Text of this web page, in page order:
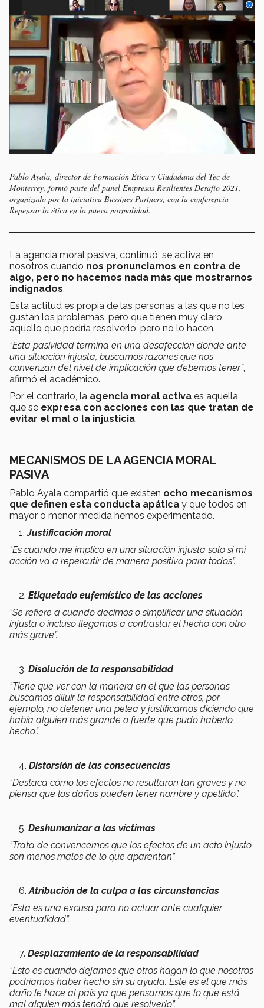
Pablo Ayala, director de Formación Ética y Ciudadana del Tec de
Monterrey, formó parte del panel Empresas Resilientes Desafío 2021,
organizado por la iniciativa Bussines Partners, con la conferencia
Repensar la ética en la nueva normalidad.
La agencia moral pasiva, continuó, se activa en
nosotros cuando nos pronunciamos en contra de
algo, pero no hacemos nada más que mostrarnos
indignados.
Esta actitud es propia de las personas a las que no les
gustan los problemas, pero que tienen muy claro
aquello que podría resolverlo, pero no lo hacen.
“Esta pasividad termina en una desafección donde ante
una situación injusta, buscamos razones que nos
convenzan del nivel de implicación que debemos tener”,
afirmó el académico.
Por el contrario, la agencia moral activa es aquella
que se expresa con acciones con las que tratan de
evitar el mal o la injusticia.
MECANISMOS DE LA AGENCIA MORAL
PASIVA
Pablo Ayala compartió que existen ocho mecanismos
que definen esta conducta apática y que todos en
mayor o menor medida hemos experimentado.
Justificación moral
“Es cuando me implico en una situación injusta solo si mi
acción va a repercutir de manera positiva para todos”.
Etiquetado eufemístico de las acciones
“Se refiere a cuando decimos o simplificar una situación
injusta o incluso llegamos a contrastar el hecho con otro
más grave”.
Disolución de la responsabilidad
“Tiene que ver con la manera en el que las personas
buscamos diluir la responsabilidad entre otros, por
ejemplo, no detener una pelea y justificarnos diciendo que
había alguien más grande o fuerte que pudo haberlo
hecho”.
Distorsión de las consecuencias
“Destaca cómo los efectos no resultaron tan graves y no
piensa que los daños pueden tener nombre y apellido”.
Deshumanizar a las víctimas
“Trata de convencernos que los efectos de un acto injusto
son menos malos de lo que aparentan”.
Atribución de la culpa a las circunstancias
“Esta es una excusa para no actuar ante cualquier
eventualidad”.
Desplazamiento de la responsabilidad
“Esto es cuando dejamos que otros hagan lo que nosotros
podríamos haber hecho sin su ayuda. Este es el que más
daño le hace al país ya que pensamos que lo que está
mal alguien más tendrá que resolverlo”.